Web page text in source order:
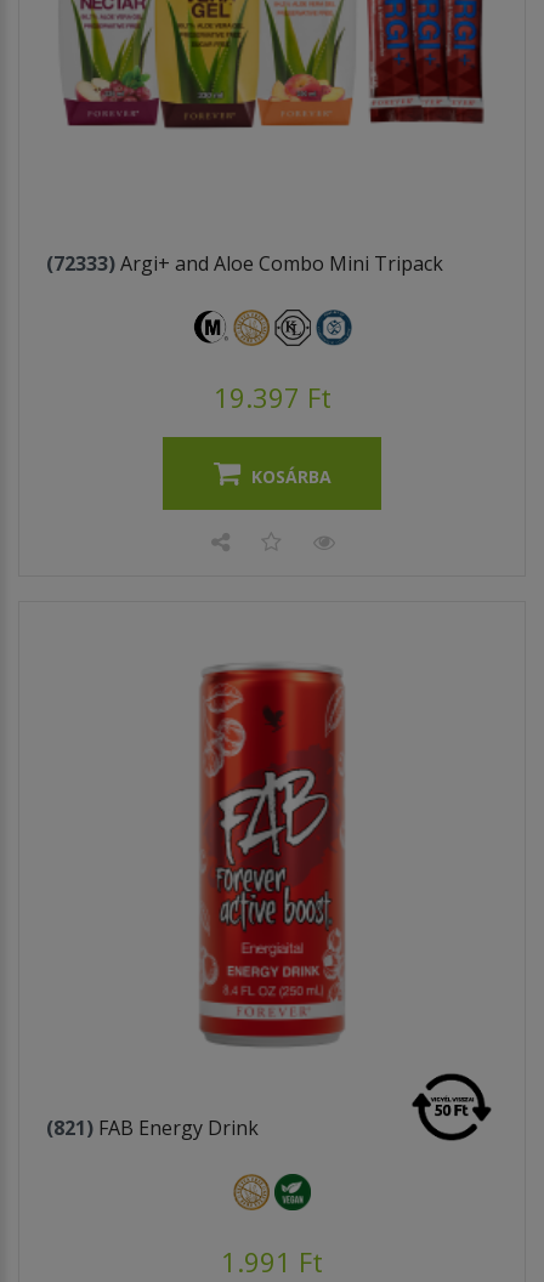
(72333)Argi+ and Aloe Combo Mini Tripack
19.397 Ft
KOSÁRBA
(821) FAB Energy Drink
1.991 Ft